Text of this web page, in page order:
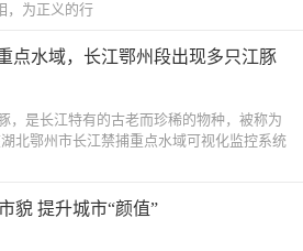
，为正义的行
点水域，长江鄂州段出现多只江豚
，是长江特有的古老而珍稀的物种，被称为
北鄂州市长江禁捕重点水域可视化监控系统
貌 提升城市“颜值”